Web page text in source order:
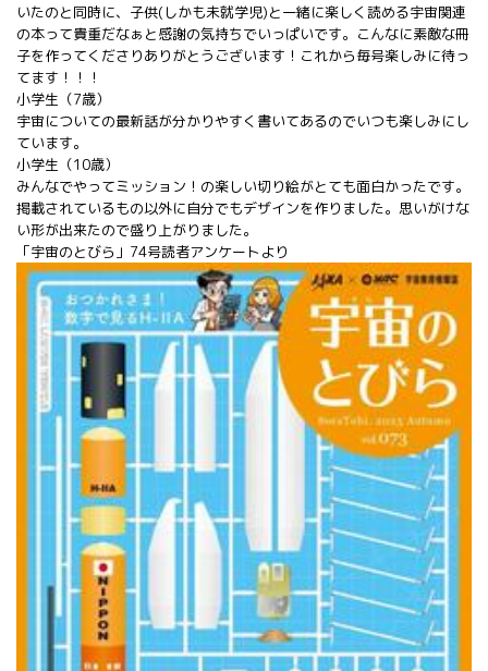
いたのと同時に、子供(しかも未就学児)と一緒に楽しく読める宇宙関連
の本って貴重だなぁと感謝の気持ちでいっぱいです。こんなに素敵な冊
子を作ってくださりありがとうございます！これから毎号楽しみに待っ
てます！！！
小学生（7歳）
宇宙についての最新話が分かりやすく書いてあるのでいつも楽しみにし
ています。
小学生（10歳）
みんなでやってミッション！の楽しい切り絵がとても面白かったです。
掲載されているもの以外に自分でもデザインを作りました。思いがけな
い形が出来たので盛り上がりました。
「宇宙のとびら」74号読者アンケートより